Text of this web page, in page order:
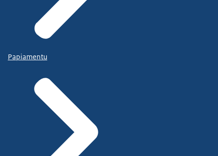
Papiamentu